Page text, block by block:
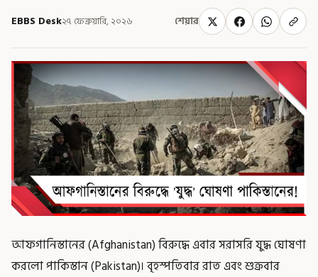
EBBS Desk২৭ ফেব্রুয়ারি, ২০২৬ শেয়ার
আফগানিস্তানের (Afghanistan) বিরুদ্ধে এবার সরাসরি যুদ্ধ ঘোষণা
করলো পাকিস্তান (Pakistan)। বৃহস্পতিবার রাত এবং শুক্রবার